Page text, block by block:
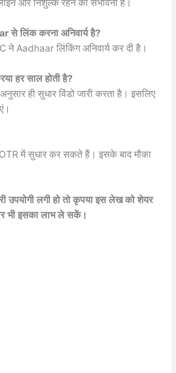
और निशुल्क रहने की संभावना है।
से लिंक करना अनिवार्य है?
Aadhaar लिंकिंग अनिवार्य कर दी है।
हर साल होती है?
ही सुधार विंडो जारी करता है। इसलिए
में सुधार कर सकते हैं। इसके बाद मौका
उपयोगी लगी हो तो कृपया इस लेख को शेयर
भी इसका लाभ ले सकें।